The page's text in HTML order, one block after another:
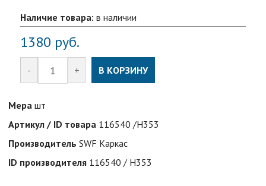
Наличие товара: в наличии
1380 руб.
- + В КОРЗИНУ
Мера шт
Артикул / ID товара 116540 /H353
Производитель SWF Каркас
ID производителя 116540 / H353